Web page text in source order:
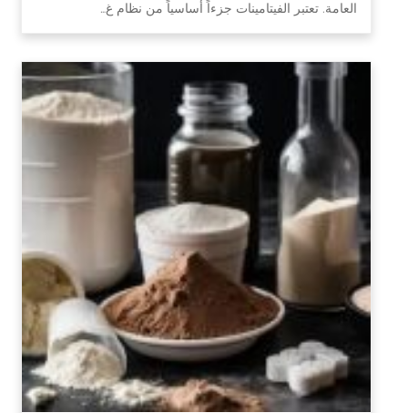
العامة. تعتبر الفيتامينات جزءاً أساسياً من نظام غ…